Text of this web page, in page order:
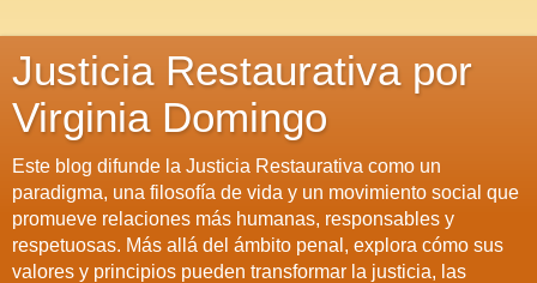
Justicia Restaurativa por
Virginia Domingo
Este blog difunde la Justicia Restaurativa como un
paradigma, una filosofía de vida y un movimiento social que
promueve relaciones más humanas, responsables y
respetuosas. Más allá del ámbito penal, explora cómo sus
valores y principios pueden transformar la justicia, las